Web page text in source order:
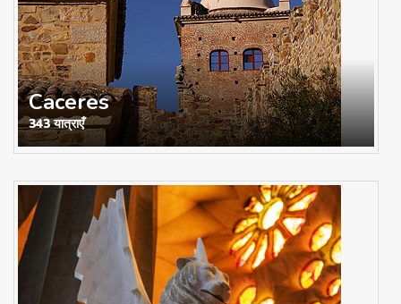
Caceres
343 यात्राएँ